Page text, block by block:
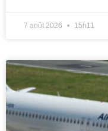
7 août 2026 15h11